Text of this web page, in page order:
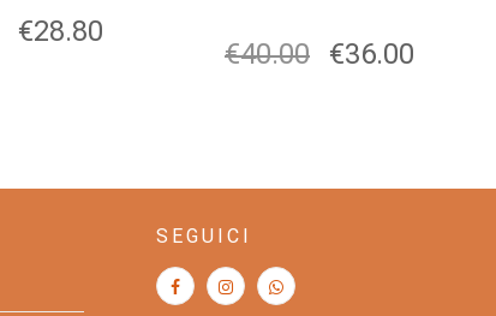
€28.80
€40.00 €36.00
SEGUICI